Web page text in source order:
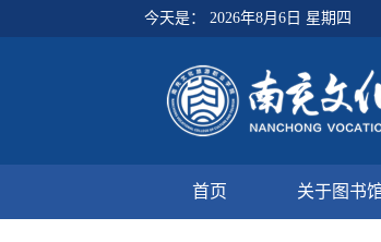
今天是： 2026年8月6日 星期四
首页 关于图书